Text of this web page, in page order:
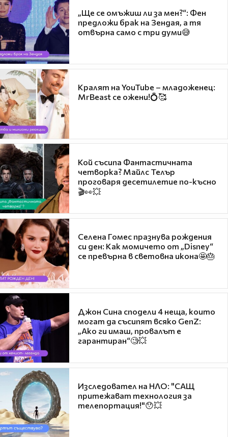
„Ще се омъжиш ли за мен?“: Фен
предложи брак на Зендая, а тя
отвърна само с три думи😅
Кралят на YouTube – младоженец:
MrBeast се ожени!💍🥰
Кой съсипа Фантастичната
четворка? Майлс Телър
проговаря десетилетие по-късно
🎬👀💥
Селена Гомес празнува рождения
си ден: Как момичето от „Disney“
се превърна в световна икона🤩🎂
Джон Сина сподели 4 неща, които
могат да съсипят всяко GenZ:
„Ако ги имаш, провалът е
гарантиран“🧐💥
Изследовател на НЛО: "САЩ
притежават технология за
телепортация!"😯💥